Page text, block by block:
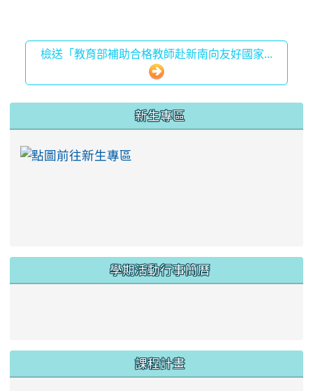
檢送「教育部補助合格教師赴新南向友好國家...
::: 新生專區
學期活動行事簡曆
課程計畫